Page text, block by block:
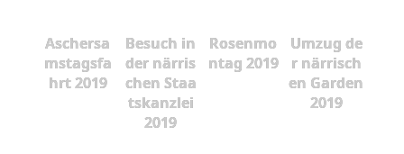
Aschersa
mstagsfa
hrt 2019
Besuch in
der närris
chen Staa
tskanzlei
2019
Rosenmo
ntag 2019
Umzug de
r närrisch
en Garden
2019